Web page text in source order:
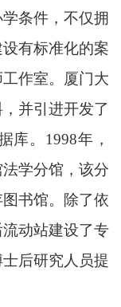
条件，不仅拥
有标准化的案
作室。厦门大
并引进开发了
库。 1998年，
学分馆，该分
书馆。除了依
动站建设了专
后研究人员提